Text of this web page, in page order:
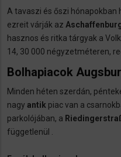
A tavaszi és őszi
ezreit várják az
hasznos és ritka tárgyak a
14, 30 000 négyzetméteren,
Bolhapiacok
Minden héten szerdán,
nagy antik piac van a
parkolójában, a
függetlenül .